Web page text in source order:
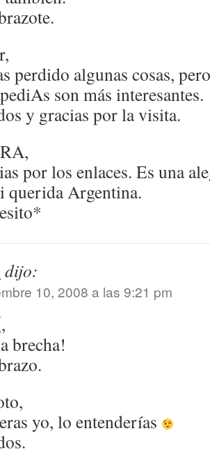
perdido algunas cosas,
son más interesantes.
y gracias por la visita.
por los enlaces. Es una
querida Argentina.
dijo:
10, 2008 a las 9:21 pm
brecha!
yo, lo entenderías